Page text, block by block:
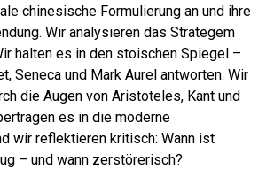
chinesische Formulierung an und ihre
Wir analysieren das Strategem
halten es in den stoischen Spiegel –
Seneca und Mark Aurel antworten. Wir
die Augen von Aristoteles, Kant und
es in die moderne
wir reflektieren kritisch: Wann ist
– und wann zerstörerisch?